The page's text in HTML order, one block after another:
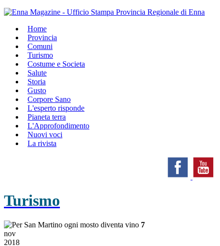
Home
Provincia
Comuni
Turismo
Costume e Societa
Salute
Storia
Gusto
Corpore Sano
L'esperto risponde
Pianeta terra
L'Approfondimento
Nuovi voci
La rivista
Turismo
7
nov
2018